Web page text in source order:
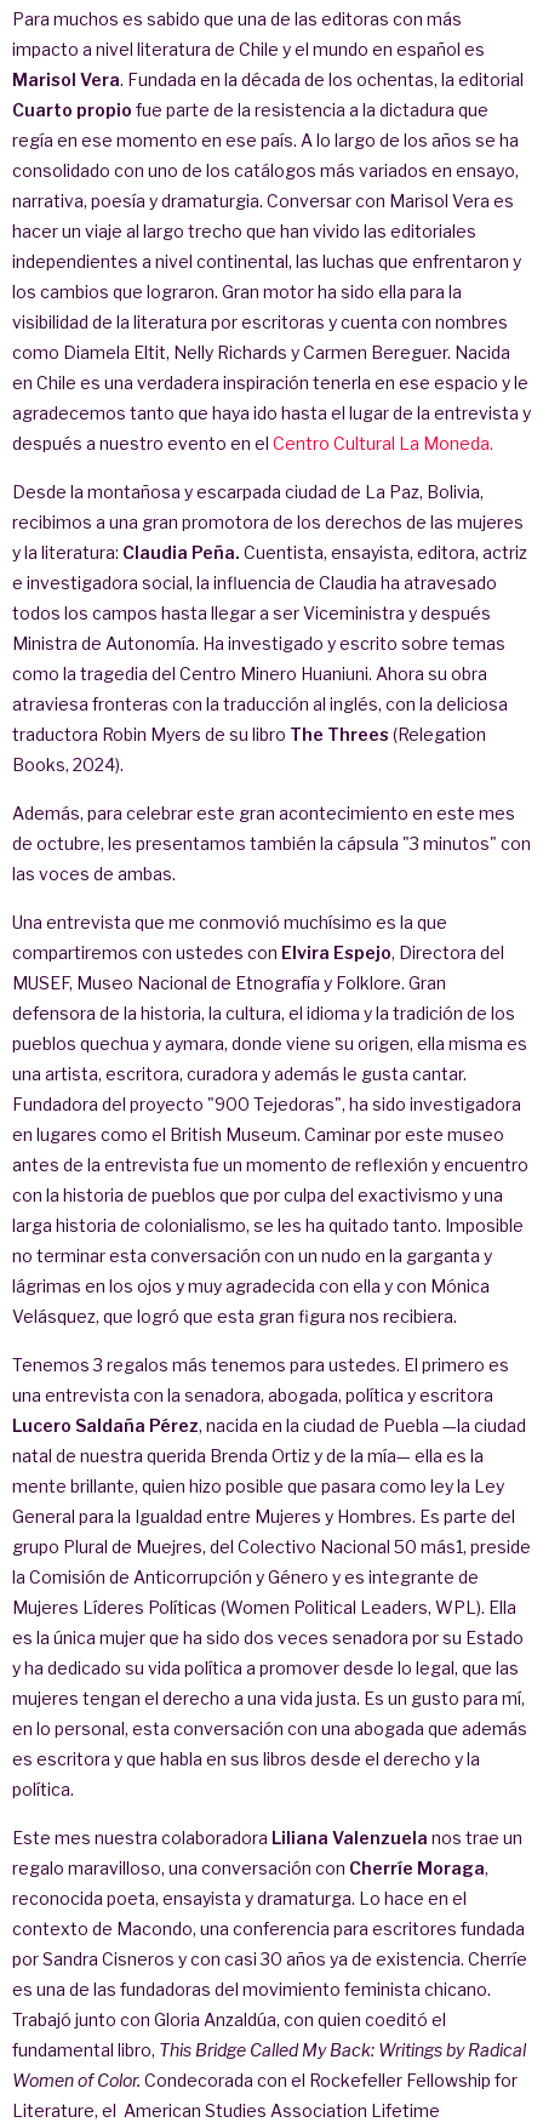
Para muchos es sabido que una de las editoras con más
impacto a nivel literatura de Chile y el mundo en español es
Marisol Vera. Fundada en la década de los ochentas, la editorial
Cuarto propio fue parte de la resistencia a la dictadura que
regía en ese momento en ese país. A lo largo de los años se ha
consolidado con uno de los catálogos más variados en ensayo,
narrativa, poesía y dramaturgia. Conversar con Marisol Vera es
hacer un viaje al largo trecho que han vivido las editoriales
independientes a nivel continental, las luchas que enfrentaron y
los cambios que lograron. Gran motor ha sido ella para la
visibilidad de la literatura por escritoras y cuenta con nombres
como Diamela Eltit, Nelly Richards y Carmen Bereguer. Nacida
en Chile es una verdadera inspiración tenerla en ese espacio y le
agradecemos tanto que haya ido hasta el lugar de la entrevista y
después a nuestro evento en el Centro Cultural La Moneda.
Desde la montañosa y escarpada ciudad de La Paz, Bolivia,
recibimos a una gran promotora de los derechos de las mujeres
y la literatura: Claudia Peña. Cuentista, ensayista, editora, actriz
e investigadora social, la influencia de Claudia ha atravesado
todos los campos hasta llegar a ser Viceministra y después
Ministra de Autonomía. Ha investigado y escrito sobre temas
como la tragedia del Centro Minero Huaniuni. Ahora su obra
atraviesa fronteras con la traducción al inglés, con la deliciosa
traductora Robin Myers de su libro The Threes (Relegation
Books, 2024).
Además, para celebrar este gran acontecimiento en este mes
de octubre, les presentamos también la cápsula "3 minutos" con
las voces de ambas.
Una entrevista que me conmovió muchísimo es la que
compartiremos con ustedes con Elvira Espejo, Directora del
MUSEF, Museo Nacional de Etnografía y Folklore. Gran
defensora de la historia, la cultura, el idioma y la tradición de los
pueblos quechua y aymara, donde viene su origen, ella misma es
una artista, escritora, curadora y además le gusta cantar.
Fundadora del proyecto "900 Tejedoras", ha sido investigadora
en lugares como el British Museum. Caminar por este museo
antes de la entrevista fue un momento de reflexión y encuentro
con la historia de pueblos que por culpa del exactivismo y una
larga historia de colonialismo, se les ha quitado tanto. Imposible
no terminar esta conversación con un nudo en la garganta y
lágrimas en los ojos y muy agradecida con ella y con Mónica
Velásquez, que logró que esta gran figura nos recibiera.
Tenemos 3 regalos más tenemos para ustedes. El primero es
una entrevista con la senadora, abogada, política y escritora
Lucero Saldaña Pérez, nacida en la ciudad de Puebla —la ciudad
natal de nuestra querida Brenda Ortiz y de la mía— ella es la
mente brillante, quien hizo posible que pasara como ley la Ley
General para la Igualdad entre Mujeres y Hombres. Es parte del
grupo Plural de Muejres, del Colectivo Nacional 50 más1, preside
la Comisión de Anticorrupción y Género y es integrante de
Mujeres Líderes Políticas (Women Political Leaders, WPL). Ella
es la única mujer que ha sido dos veces senadora por su Estado
y ha dedicado su vida política a promover desde lo legal, que las
mujeres tengan el derecho a una vida justa. Es un gusto para mí,
en lo personal, esta conversación con una abogada que además
es escritora y que habla en sus libros desde el derecho y la
política.
Este mes nuestra colaboradora Liliana Valenzuela nos trae un
regalo maravilloso, una conversación con Cherríe Moraga,
reconocida poeta, ensayista y dramaturga. Lo hace en el
contexto de Macondo, una conferencia para escritores fundada
por Sandra Cisneros y con casi 30 años ya de existencia. Cherríe
es una de las fundadoras del movimiento feminista chicano.
Trabajó junto con Gloria Anzaldúa, con quien coeditó el
fundamental libro, This Bridge Called My Back: Writings by Radical
Women of Color. Condecorada con el Rockefeller Fellowship for
Literature, el American Studies Association Lifetime